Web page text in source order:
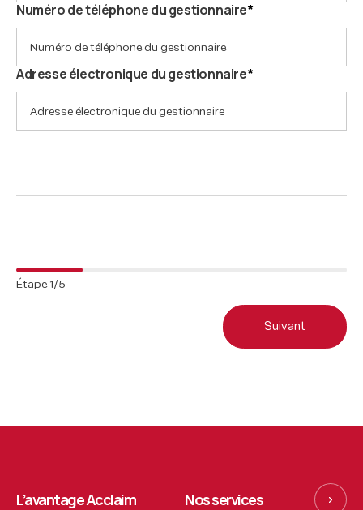
Numéro de téléphone du gestionnaire*
Adresse électronique du gestionnaire*
Étape 1/5
Suivant
L’avantage Acclaim
Nos services